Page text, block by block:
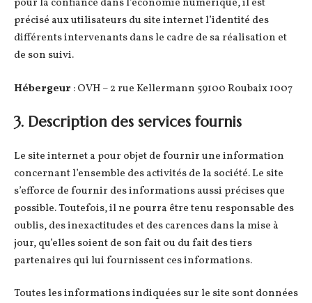
pour la confiance dans l’économie numérique, il est
précisé aux utilisateurs du site internet l’identité des
différents intervenants dans le cadre de sa réalisation et
de son suivi.
Hébergeur : OVH – 2 rue Kellermann 59100 Roubaix 1007
3. Description des services fournis
Le site internet a pour objet de fournir une information
concernant l’ensemble des activités de la société. Le site
s’efforce de fournir des informations aussi précises que
possible. Toutefois, il ne pourra être tenu responsable des
oublis, des inexactitudes et des carences dans la mise à
jour, qu’elles soient de son fait ou du fait des tiers
partenaires qui lui fournissent ces informations.
Toutes les informations indiquées sur le site sont données